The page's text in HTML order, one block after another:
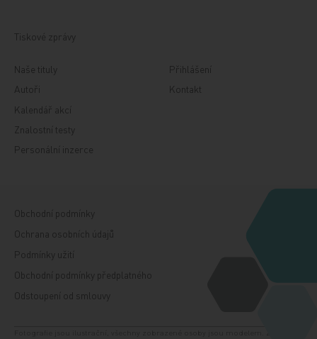
Tiskové zprávy
Naše tituly
Autoři
Kalendář akcí
Znalostní testy
Personální inzerce
Přihlášení
Kontakt
Obchodní podmínky
Ochrana osobních údajů
Podmínky užití
Obchodní podmínky předplatného
Odstoupení od smlouvy